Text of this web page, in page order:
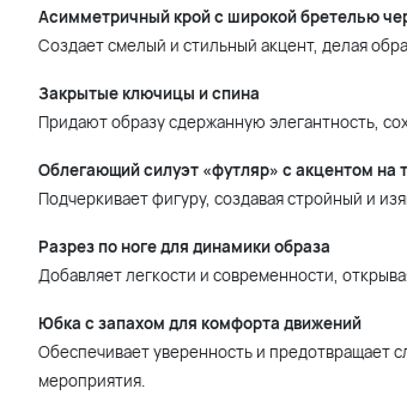
Асимметричный крой с широкой бретелью
Создает смелый и стильный акцент, делая
Закрытые ключицы и спина
Придают образу сдержанную элегантность,
Облегающий силуэт «футляр» с акцентом на
Подчеркивает фигуру, создавая стройный и
Разрез по ноге для динамики образа
Добавляет легкости и современности,
Юбка с запахом для комфорта движений
Обеспечивает уверенность и предотвращает
мероприятия.